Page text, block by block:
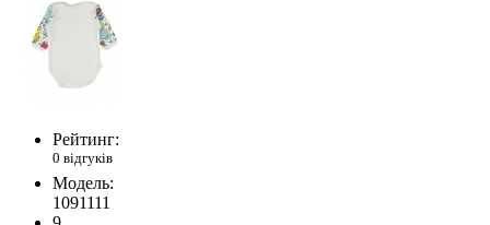
Рейтинг:
0 відгуків
Модель:
1091111